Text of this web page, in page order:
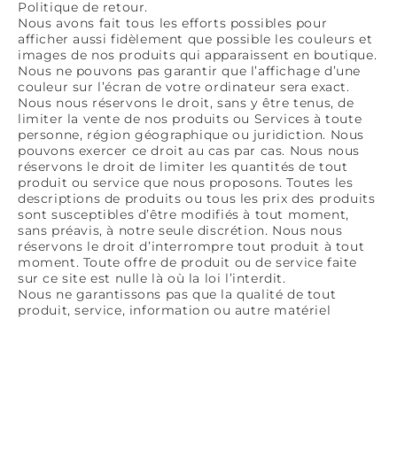
Politique de retour.
Nous avons fait tous les efforts possibles pour
afficher aussi fidèlement que possible les couleurs et
images de nos produits qui apparaissent en boutique.
Nous ne pouvons pas garantir que l’affichage d’une
couleur sur l’écran de votre ordinateur sera exact.
Nous nous réservons le droit, sans y être tenus, de
limiter la vente de nos produits ou Services à toute
personne, région géographique ou juridiction. Nous
pouvons exercer ce droit au cas par cas. Nous nous
réservons le droit de limiter les quantités de tout
produit ou service que nous proposons. Toutes les
descriptions de produits ou tous les prix des produits
sont susceptibles d’être modifiés à tout moment,
sans préavis, à notre seule discrétion. Nous nous
réservons le droit d’interrompre tout produit à tout
moment. Toute offre de produit ou de service faite
sur ce site est nulle là où la loi l’interdit.
Nous ne garantissons pas que la qualité de tout
produit, service, information ou autre matériel